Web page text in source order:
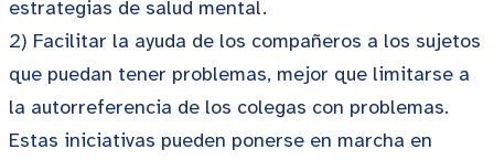
estrategias de salud mental.
2) Facilitar la ayuda de los compañeros a los sujetos
que puedan tener problemas, mejor que limitarse a
la autorreferencia de los colegas con problemas.
Estas iniciativas pueden ponerse en marcha en